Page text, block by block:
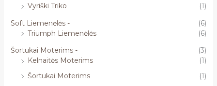
Vyriški Triko
(1)
Soft Liemenėlės -
(6)
Triumph Liemenėlės
(6)
Šortukai Moterims -
(3)
Kelnaitės Moterims
(1)
Šortukai Moterims
(1)